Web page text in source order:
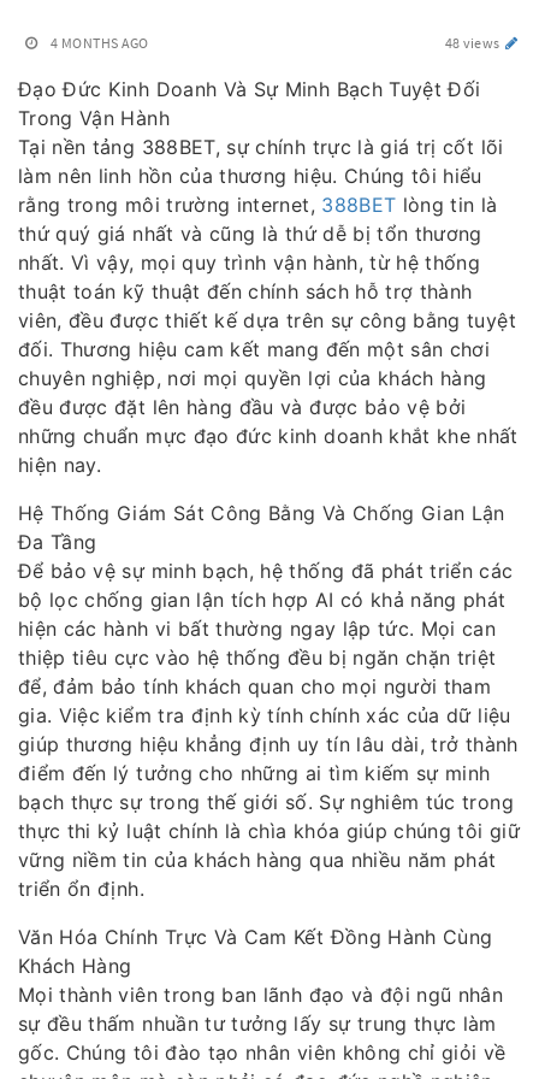
4 MONTHS AGO 48 views
Đạo Đức Kinh Doanh Và Sự Minh Bạch Tuyệt Đối
Trong Vận Hành
Tại nền tảng 388BET, sự chính trực là giá trị cốt lõi
làm nên linh hồn của thương hiệu. Chúng tôi hiểu
rằng trong môi trường internet, 388BET lòng tin là
thứ quý giá nhất và cũng là thứ dễ bị tổn thương
nhất. Vì vậy, mọi quy trình vận hành, từ hệ thống
thuật toán kỹ thuật đến chính sách hỗ trợ thành
viên, đều được thiết kế dựa trên sự công bằng tuyệt
đối. Thương hiệu cam kết mang đến một sân chơi
chuyên nghiệp, nơi mọi quyền lợi của khách hàng
đều được đặt lên hàng đầu và được bảo vệ bởi
những chuẩn mực đạo đức kinh doanh khắt khe nhất
hiện nay.
Hệ Thống Giám Sát Công Bằng Và Chống Gian Lận
Đa Tầng
Để bảo vệ sự minh bạch, hệ thống đã phát triển các
bộ lọc chống gian lận tích hợp AI có khả năng phát
hiện các hành vi bất thường ngay lập tức. Mọi can
thiệp tiêu cực vào hệ thống đều bị ngăn chặn triệt
để, đảm bảo tính khách quan cho mọi người tham
gia. Việc kiểm tra định kỳ tính chính xác của dữ liệu
giúp thương hiệu khẳng định uy tín lâu dài, trở thành
điểm đến lý tưởng cho những ai tìm kiếm sự minh
bạch thực sự trong thế giới số. Sự nghiêm túc trong
thực thi kỷ luật chính là chìa khóa giúp chúng tôi giữ
vững niềm tin của khách hàng qua nhiều năm phát
triển ổn định.
Văn Hóa Chính Trực Và Cam Kết Đồng Hành Cùng
Khách Hàng
Mọi thành viên trong ban lãnh đạo và đội ngũ nhân
sự đều thấm nhuần tư tưởng lấy sự trung thực làm
gốc. Chúng tôi đào tạo nhân viên không chỉ giỏi về